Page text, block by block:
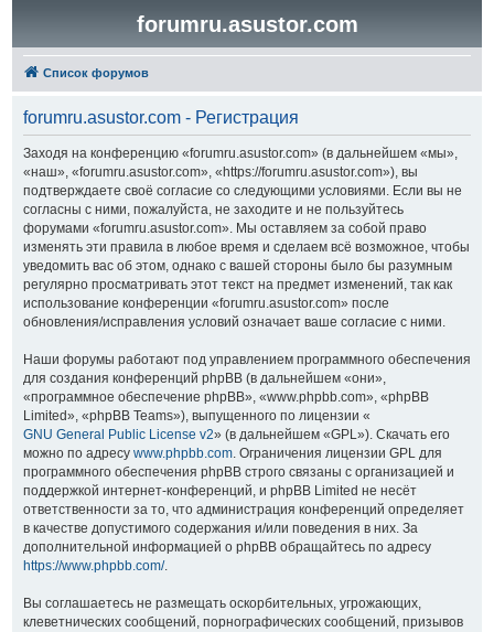
forumru.asustor.com
Список форумов
forumru.asustor.com - Регистрация
Заходя на конференцию «forumru.asustor.com» (в дальнейшем «мы»,
«наш», «forumru.asustor.com», «https://forumru.asustor.com»), вы
подтверждаете своё согласие со следующими условиями. Если вы не
согласны с ними, пожалуйста, не заходите и не пользуйтесь
форумами «forumru.asustor.com». Мы оставляем за собой право
изменять эти правила в любое время и сделаем всё возможное, чтобы
уведомить вас об этом, однако с вашей стороны было бы разумным
регулярно просматривать этот текст на предмет изменений, так как
использование конференции «forumru.asustor.com» после
обновления/исправления условий означает ваше согласие с ними.
Наши форумы работают под управлением программного обеспечения
для создания конференций phpBB (в дальнейшем «они»,
«программное обеспечение phpBB», «www.phpbb.com», «phpBB
Limited», «phpBB Teams»), выпущенного по лицензии «
GNU General Public License v2» (в дальнейшем «GPL»). Скачать его
можно по адресу www.phpbb.com. Ограничения лицензии GPL для
программного обеспечения phpBB строго связаны с организацией и
поддержкой интернет-конференций, и phpBB Limited не несёт
ответственности за то, что администрация конференций определяет
в качестве допустимого содержания и/или поведения в них. За
дополнительной информацией о phpBB обращайтесь по адресу
https://www.phpbb.com/.
Вы соглашаетесь не размещать оскорбительных, угрожающих,
клеветнических сообщений, порнографических сообщений, призывов